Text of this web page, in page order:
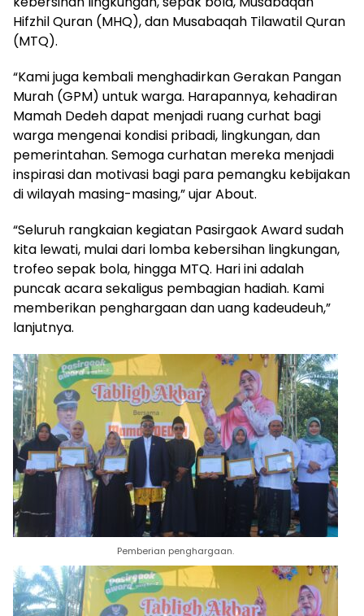
Hifzhil Quran (MHQ), dan Musabaqah Tilawatil Quran
(MTQ).
“Kami juga kembali menghadirkan Gerakan Pangan
Murah (GPM) untuk warga. Harapannya, kehadiran
Mamah Dedeh dapat menjadi ruang curhat bagi
warga mengenai kondisi pribadi, lingkungan, dan
pemerintahan. Semoga curhatan mereka menjadi
inspirasi dan motivasi bagi para pemangku kebijakan
di wilayah masing-masing,” ujar About.
“Seluruh rangkaian kegiatan Pasirgaok Award sudah
kita lewati, mulai dari lomba kebersihan lingkungan,
trofeo sepak bola, hingga MTQ. Hari ini adalah
puncak acara sekaligus pembagian hadiah. Kami
memberikan penghargaan dan uang kadeudeuh,”
lanjutnya.
Pemberian penghargaan.